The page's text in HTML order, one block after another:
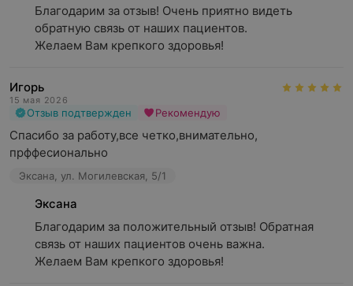
Благодарим за отзыв! Очень приятно видеть
обратную связь от наших пациентов.
Желаем Вам крепкого здоровья!
Игорь
15 мая 2026
Отзыв подтвержден Рекомендую
Спасибо за работу,все четко,внимательно,
прффесионально
Эксана, ул. Могилевская, 5/1
Эксана
Благодарим за положительный отзыв! Обратная
связь от наших пациентов очень важна.
Желаем Вам крепкого здоровья!